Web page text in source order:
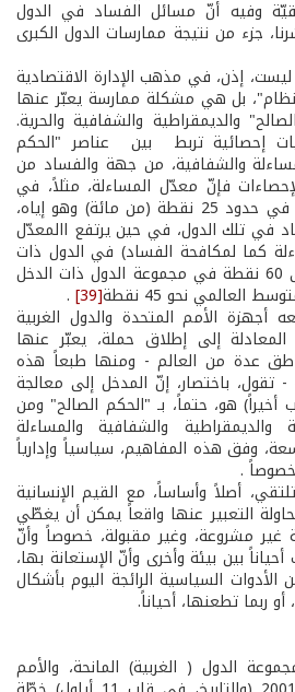
وفيه أنّ مسائل الفساد في الدول
جزء من نتيجة ممارسات الدول الكبرى
إذن، في مذهب الإدارة الاقتصادية
نظام"، بل هي مشكلة ممارسة يعبّر عنها
والديمقراطية والشفافية والحرية.
إحصائية تربط بين عناصر "الحكم
والشفافية، من جهة والفساد من
فإنّ معدّل المساءلة، مثلاً، في
مجموعة الدول الفقيرة هو في حدود 25 نقطة (من مائة) وهو إياه،
في تلك الدول، في حين يرتفع االمعدّل
كما لمكافحة الفساد) في الدول ذات
الدخل العالي (الغربية) وإلى 60 نقطة في مجموعة الدول ذات الدخل
العالمي نحو 45 نقطة [39]
.
أجهزة الأمم المتحدة والدول الغربية
المعادلة إلى إطلاق حملة، يعبّر عنها
عدة من العالم - ومنها طبعاً هذه
- تقول، باختصار، إنّ المدخل إلى معالجة
أخيراً) هو، حتماً، بـ "الحكم الصالح" ومن
والديمقراطية والشفافية والمساءلة
وفق هذه المفاهيم، سياسياً وإدارياً
خصوصاً .
أصلاً وأساساً، مع القيم الإنسانية
التعبير عنها واقعاً يمكن أن يغطّي
غير مشروعة، وغير مقبولة، خصوصاً وأنّ
بين بيئة وأخرى وأنّ الإستعانة بها،
الأدوات السياسية الرائجة اليوم بأشكال
ربما تطعنها، أحياناً.
الدول ( الغربية) المانحة، والأمم